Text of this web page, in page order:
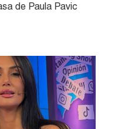
de Paula Pavic